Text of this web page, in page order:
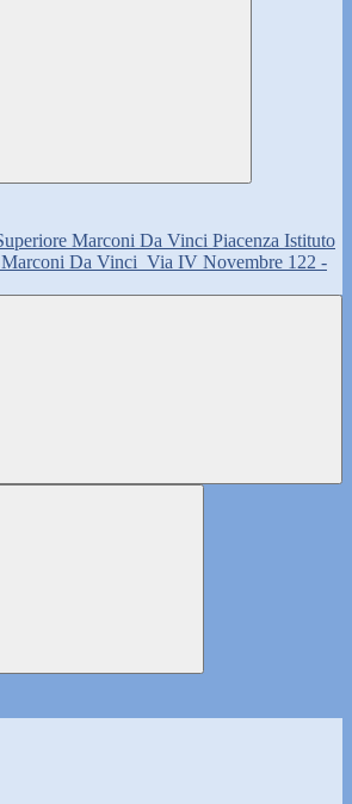
Istituto
Marconi Da Vinci Via IV Novembre 122 -